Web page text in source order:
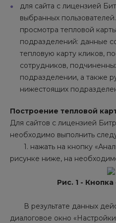
для сайта с лицензией
выбранных
просмотра тепловой
подразделений: данные
тепловую карту кликов,
сотрудников,
подразделении, а также
нижестоящих
Построение тепловой
Для сайтов с лицензией
необходимо выполнить
1. нажать на кнопку
рисунке ниже, на
Рис. 1 -
В результате данных
диалоговое окно